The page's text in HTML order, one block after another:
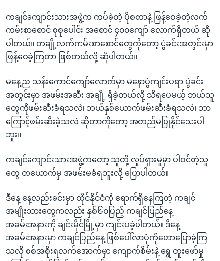
ကချင်ကျောင်းသားအဖွဲ့က ကပ်ခဲ့တဲ့ ပိုစတာနဲ့ ဖြန့်ဝေခဲ့တဲ့လက်
ကမ်းစာစောင် စုစုပေါင်း အစောင် ၄၀၀ကျော် လောက်ရှိတယ် ဆို
ပါတယ်။ တချို့လက်ကမ်းစာစောင်တွေကိုတော့ ပွဲခင်းအတွင်းမှာ
ဖြန့်ဝေခဲ့ကြတာ ဖြစ်တယ်လို့ ဆိုပါတယ်။
မနေ့ည သန်းကောင်ကျော်လောက်မှာ မနောပွဲကျင်းပရာ ပွဲခင်း
အတွင်းမှာ အဖမ်းအဆီး အချို့ ရှိခဲ့တယ်လို့ သိရပေမယ့် ဘယ်သူ
တွေကိုဖမ်းဆီးခံရသလဲ၊ ဘယ်နှစ်ယောက်ဖမ်းဆီးခံရသလဲ၊ ဘာ
ကြောင့်ဖမ်းဆီးခဲ့သလဲ ဆိုတာကိုတော့ အတည်မပြုနိုင်သေးပါ
ဘူး။
ကချင်ကျောင်းသားအဖွဲ့ကတော့ သူတို့ လှုပ်ရှားမှုမှာ ပါဝင်တဲ့သူ
တွေ တယောက်မှ အဖမ်းမခံရဘူးလို့ ပြောပါတယ်။
ဒီနေ့ နေ့လည်းခင်းမှာ ထိုင်နိုင်ငံကို ရောက်ရှိနေကြတဲ့ ကချင်
အမျိုးသားတွေကလည်း နှစ်၆၀ပြည့် ကချင်ပြည်နေ့
အခမ်းအနားကို ချင်းမိုင်မြို့မှာ ကျင်းပခဲ့ပါတယ်။ ဒီနေ့
အခမ်းအနားမှာ ကချင်ပြည်နေ့ ဖြစ်ပေါ်လာပုံကိုဟောပြောခဲ့ကြ
သလို စစ်အစိုးရလက်အောက်မှာ ကျောက်စိမ်းနဲ့ ရွှေ တူးဖော်မှု